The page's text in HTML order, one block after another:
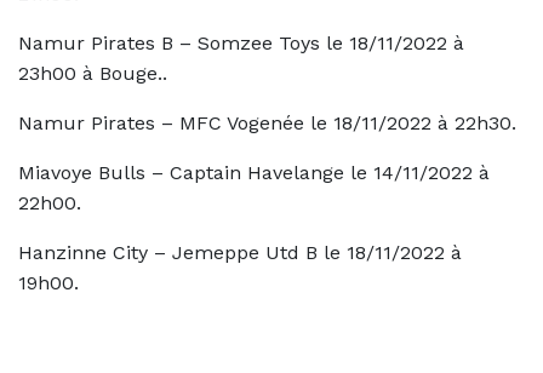
Namur Pirates B – Somzee Toys le 18/11/2022 à
23h00 à Bouge..
Namur Pirates – MFC Vogenée le 18/11/2022 à 22h30.
Miavoye Bulls – Captain Havelange le 14/11/2022 à
22h00.
Hanzinne City – Jemeppe Utd B le 18/11/2022 à
19h00.